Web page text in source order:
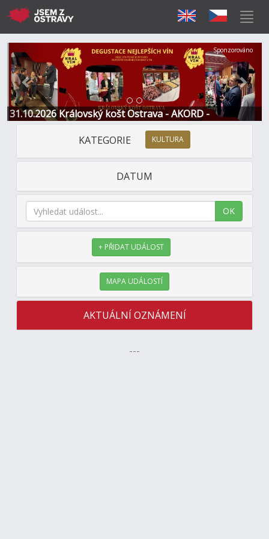
31.10.2026 Královský košt Ostrava - AKORD -
Restaurace a Hotel
Předchozí Další
Sponzorováno
KATEGORIE KULTURA
DATUM
OK
+ PŘIDAT UDÁLOST
MAPA UDÁLOSTÍ
AKTUÁLNÍ OZNÁMENÍ
---